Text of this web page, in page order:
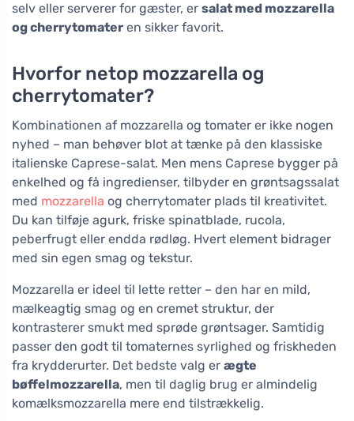
selv eller serverer for gæster, er salat med mozzarella
og cherrytomater en sikker favorit.
Hvorfor netop mozzarella og
cherrytomater?
Kombinationen af mozzarella og tomater er ikke nogen
nyhed – man behøver blot at tænke på den klassiske
italienske Caprese-salat. Men mens Caprese bygger på
enkelhed og få ingredienser, tilbyder en grøntsagssalat
med mozzarella og cherrytomater plads til kreativitet.
Du kan tilføje agurk, friske spinatblade, rucola,
peberfrugt eller endda rødløg. Hvert element bidrager
med sin egen smag og tekstur.
Mozzarella er ideel til lette retter – den har en mild,
mælkeagtig smag og en cremet struktur, der
kontrasterer smukt med sprøde grøntsager. Samtidig
passer den godt til tomaternes syrlighed og friskheden
fra krydderurter. Det bedste valg er ægte
bøffelmozzarella, men til daglig brug er almindelig
komælksmozzarella mere end tilstrækkelig.